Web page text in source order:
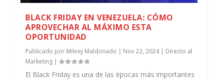
BLACK FRIDAY EN VENEZUELA: CÓMO
APROVECHAR AL MÁXIMO ESTA
OPORTUNIDAD
Publicado por Milexy Maldonado | Nov 22, 2024| Directo al
Marketing |
El Black Friday es una de las épocas más importantes